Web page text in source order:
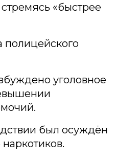
«быстрее
полицейского
уголовное
был осуждён